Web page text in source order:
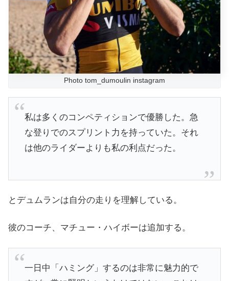
Photo tom_dumoulin instagram
私は多くのコンペティションで優勝した。急
な登りでのスプリント力を持っていた。それ
は他のライダーよりも私の利点だった。
とデュムランは自分の走りを理解している。
彼のコーチ、マチュー・ハイボーは追加する。
一日中「ハミング」するのは非常に魅力的で